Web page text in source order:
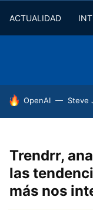
ACTUALIDAD
HOY SE HABLA DE
OpenAI Steve
Trendrr,
las
más nos